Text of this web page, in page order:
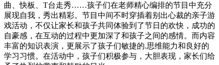
曲、快板、T台走秀……孩子们在老师精心编排的节目中充分
展现自我，秀出精彩。节目中间不时穿插着别出心裁的亲子游
戏活动，不仅让家长和孩子共同体验到了节日的欢快，成功的
自豪感，在互动的过程中更加深了和孩子之间的感情。而内容
丰富的知识表演，更展示了孩子们敏捷的.思维能力和良好的
学习习惯。在活动中，孩子们积极参与，大胆表现，家长们给